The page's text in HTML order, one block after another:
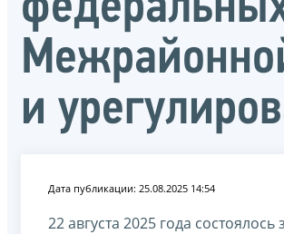
и
Дата публикации: 25.08.2025 14:54
22 августа 2025 года